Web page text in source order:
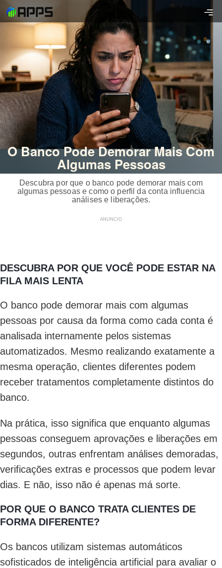
O Banco Pode Demorar Mais Com
Algumas Pessoas
Descubra por que o banco pode demorar mais com
algumas pessoas e como o perfil da conta influencia
análises e liberações.
ANUNCIO
DESCUBRA POR QUE VOCÊ PODE ESTAR NA
FILA MAIS LENTA
O banco pode demorar mais com algumas
pessoas por causa da forma como cada conta é
analisada internamente pelos sistemas
automatizados. Mesmo realizando exatamente a
mesma operação, clientes diferentes podem
receber tratamentos completamente distintos do
banco.
Na prática, isso significa que enquanto algumas
pessoas conseguem aprovações e liberações em
segundos, outras enfrentam análises demoradas,
verificações extras e processos que podem levar
dias. E não, isso não é apenas má sorte.
POR QUE O BANCO TRATA CLIENTES DE
FORMA DIFERENTE?
Os bancos utilizam sistemas automáticos
sofisticados de inteligência artificial para avaliar o